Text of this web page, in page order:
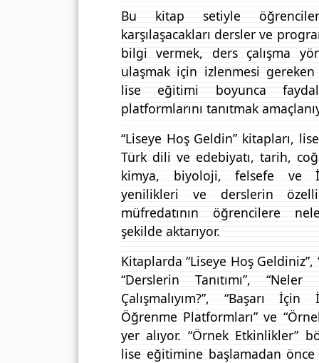
Bu kitap setiyle
karşılaşacakları dersler ve
bilgi vermek, ders çalışma
ulaşmak için izlenmesi gereken
lise eğitimi boyunca
platformlarını tanıtmak
“Liseye Hoş Geldin” kitapları,
Türk dili ve edebiyatı, tarih,
kimya, biyoloji, felsefe ve
yenilikleri ve derslerin
müfredatının öğrencilere
şekilde aktarıyor.
Kitaplarda “Liseye Hoş Geldiniz”,
“Derslerin Tanıtımı”, “Neler
Çalışmalıyım?”, “Başarı
Öğrenme Platformları” ve
yer alıyor. “Örnek Etkinlikler”
lise eğitimine başlamadan